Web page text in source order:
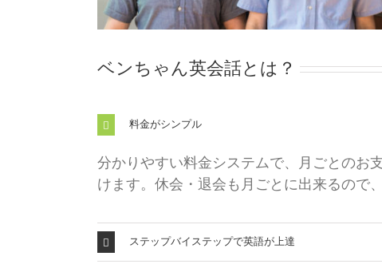
ベンちゃん英会話とは？
料金がシンプル
分かりやすい料金システムで、月ごとのお
けます。休会・退会も月ごとに出来るので
ステップバイステップで英語が上達